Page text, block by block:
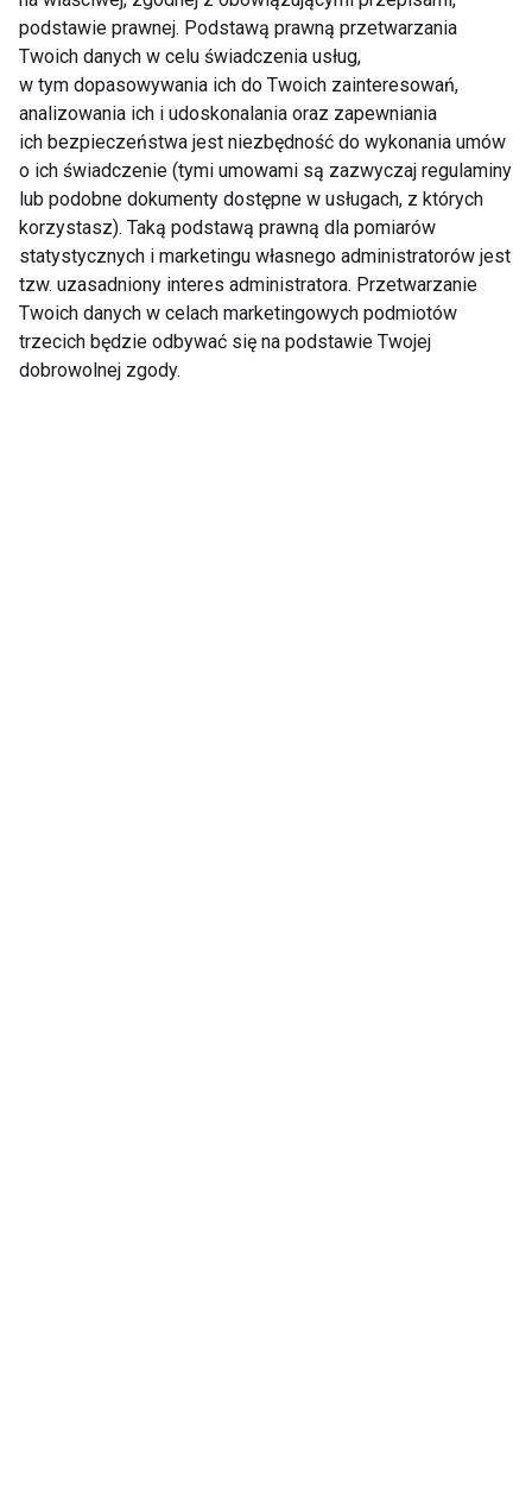
Warsztaty Palacio de Afro-
Latino
ZUMBATHON 2010
Już wkrótce Warsaw Salsa
podstawie prawnej. Podstawą prawną przetwarzania
Twoich danych w celu świadczenia usług,
w tym dopasowywania ich do Twoich zainteresowań,
analizowania ich i udoskonalania oraz zapewniania
ich bezpieczeństwa jest niezbędność do wykonania umów
o ich świadczenie (tymi umowami są zazwyczaj regulaminy
lub podobne dokumenty dostępne w usługach, z których
korzystasz). Taką podstawą prawną dla pomiarów
statystycznych i marketingu własnego administratorów jest
tzw. uzasadniony interes administratora. Przetwarzanie
Twoich danych w celach marketingowych podmiotów
trzecich będzie odbywać się na podstawie Twojej
dobrowolnej zgody.